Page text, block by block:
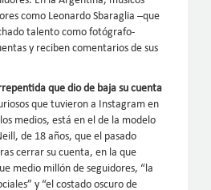
como Leonardo Sbaraglia –que
talento como fotógrafo-
y reciben comentarios de sus
que dio de baja su cuenta
que tuvieron a Instagram en
medios, está en el de la modelo
de 18 años, que el pasado
cerrar su cuenta, en la que
medio millón de seguidores, “la
y “el costado oscuro de